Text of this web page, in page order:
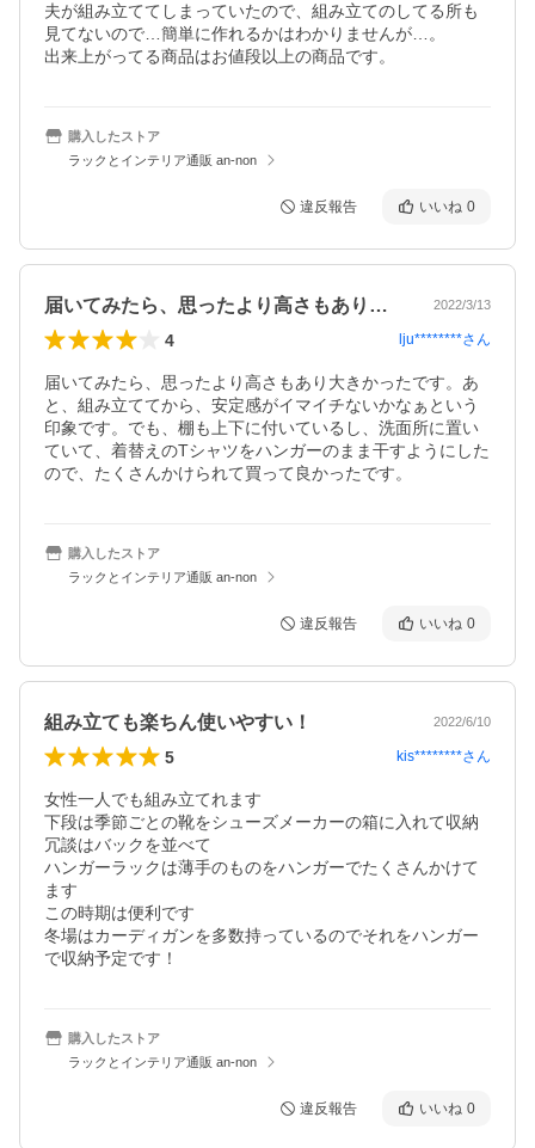
夫が組み立ててしまっていたので、組み立てのしてる所も
見てないので…簡単に作れるかはわかりませんが…。
出来上がってる商品はお値段以上の商品です。
購入したストア
ラックとインテリア通販 an-non
違反報告 いいね 0
届いてみたら、思ったより高さもあり大き… 2022/3/13
4 lju********さん
届いてみたら、思ったより高さもあり大きかったです。あ
と、組み立ててから、安定感がイマイチないかなぁという
印象です。でも、棚も上下に付いているし、洗面所に置い
ていて、着替えのTシャツをハンガーのまま干すようにした
ので、たくさんかけられて買って良かったです。
購入したストア
ラックとインテリア通販 an-non
違反報告 いいね 0
組み立ても楽ちん使いやすい！ 2022/6/10
5 kis********さん
女性一人でも組み立てれます
下段は季節ごとの靴をシューズメーカーの箱に入れて収納
冗談はバックを並べて
ハンガーラックは薄手のものをハンガーでたくさんかけて
ます
この時期は便利です
冬場はカーディガンを多数持っているのでそれをハンガー
で収納予定です！
購入したストア
ラックとインテリア通販 an-non
違反報告 いいね 0